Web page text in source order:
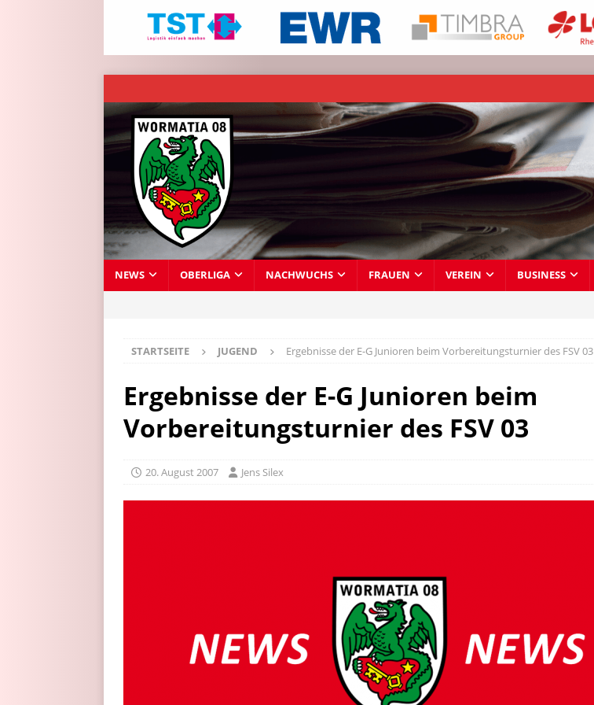
NEWS OBERLIGA NACHWUCHS FRAUEN VEREIN BUSINESS
STARTSEITE JUGEND Ergebnisse der E-G Junioren beim Vorbereitungsturnier des FSV 03
Ergebnisse der E-G Junioren beim
Vorbereitungsturnier des FSV 03
20. August 2007 Jens Silex